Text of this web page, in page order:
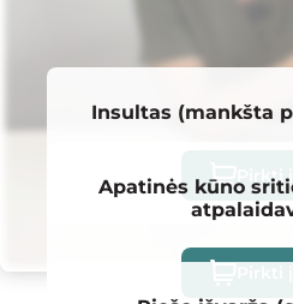
Insultas (mankšta
Pirkti
Apatinės kūno